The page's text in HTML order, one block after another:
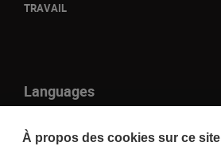
TRAVAIL
Languages
it
À propos des cookies sur ce site